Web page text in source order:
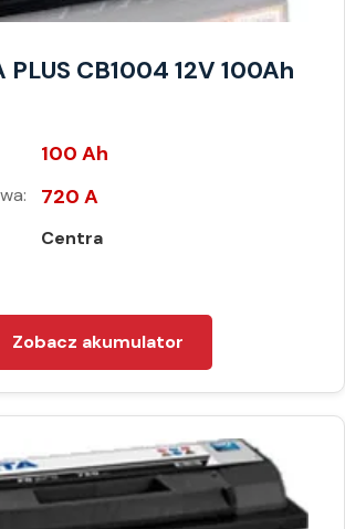
PLUS CB1004 12V 100Ah
100 Ah
720 A
Centra
Zobacz akumulator